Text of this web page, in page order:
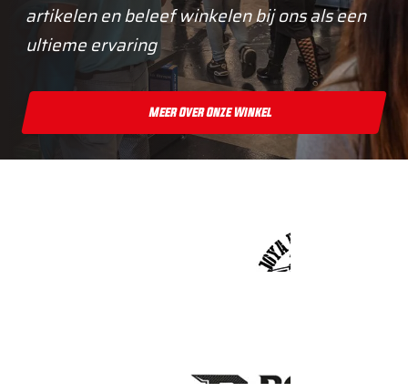
artikelen en beleef winkelen bij ons als een
ultieme ervaring
Meer Over Onze Winkel